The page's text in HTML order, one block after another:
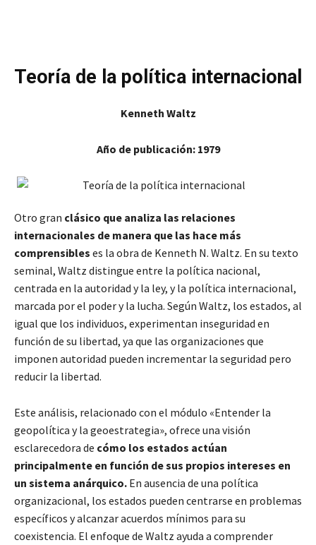
Teoría de la política internacional
Kenneth Waltz
Año de publicación: 1979
Otro gran clásico que analiza las relaciones
internacionales de manera que las hace más
comprensibles es la obra de Kenneth N. Waltz. En su texto
seminal, Waltz distingue entre la política nacional,
centrada en la autoridad y la ley, y la política internacional,
marcada por el poder y la lucha. Según Waltz, los estados, al
igual que los individuos, experimentan inseguridad en
función de su libertad, ya que las organizaciones que
imponen autoridad pueden incrementar la seguridad pero
reducir la libertad.
Este análisis, relacionado con el módulo «Entender la
geopolítica y la geoestrategia», ofrece una visión
esclarecedora de cómo los estados actúan
principalmente en función de sus propios intereses en
un sistema anárquico. En ausencia de una política
organizacional, los estados pueden centrarse en problemas
específicos y alcanzar acuerdos mínimos para su
coexistencia. El enfoque de Waltz ayuda a comprender